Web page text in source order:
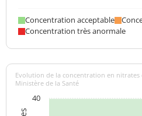
Concentration acceptable
Concentration très anormale
Evolution de la concentration en nitrates
Ministère de la Santé
40